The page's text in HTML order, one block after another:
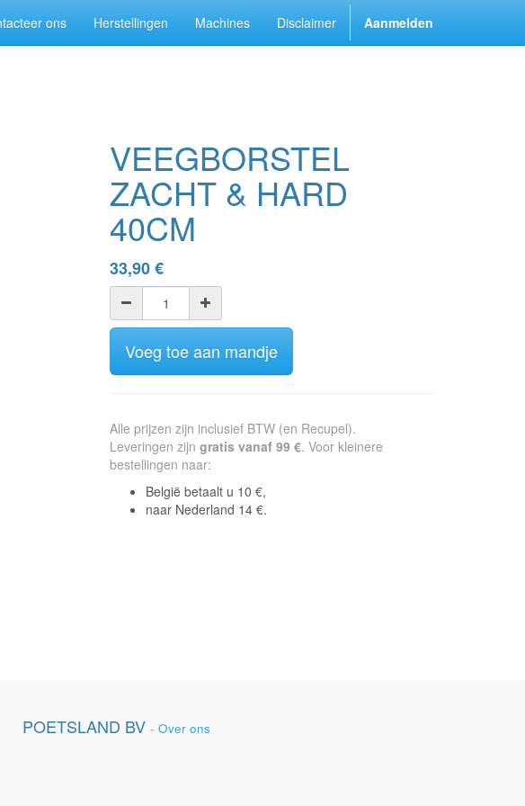
ons Herstellingen Machines Disclaimer Aanmelden
VEEGBORSTEL
ZACHT & HARD
40CM
33,90€
Voeg toe aan mandje
Alle prijzen zijn inclusief BTW (en Recupel).
Leveringen zijn gratis vanaf 99 €. Voor kleinere
bestellingen naar:
België betaalt u 10 €,
naar Nederland 14 €.
POETSLAND BV - Over ons